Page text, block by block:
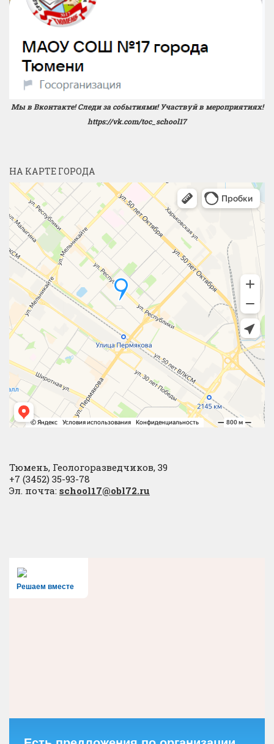
Мы в Вконтакте! Следи за событиями! Участвуй в мероприятиях!
https://vk.com/toc_school17
НА КАРТЕ ГОРОДА
Тюмень, Геологоразведчиков, 39
+7 (3452) 35-93-78
Эл. почта: school17@obl72.ru
Решаем вместе